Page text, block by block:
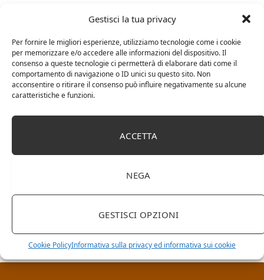
Gestisci la tua privacy
Per fornire le migliori esperienze, utilizziamo tecnologie come i cookie
per memorizzare e/o accedere alle informazioni del dispositivo. Il
consenso a queste tecnologie ci permetterà di elaborare dati come il
comportamento di navigazione o ID unici su questo sito. Non
acconsentire o ritirare il consenso può influire negativamente su alcune
caratteristiche e funzioni.
ACCETTA
NEGA
GESTISCI OPZIONI
Cookie PolicyInformativa sulla privacy ed informativa sui cookie